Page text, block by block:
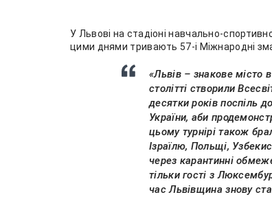
У Львові на стадіоні навчально-
цими днями тривають 57-і Міжнародні
«Львів – знакове місто
столітті створили
десятки років поспіль
України, аби
цьому турнірі також
Ізраїлю, Польщі,
через карантинні
тільки гості з
час Львівщина знову